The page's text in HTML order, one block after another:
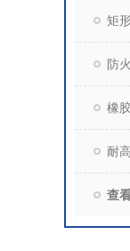
矩
防
橡
耐
查